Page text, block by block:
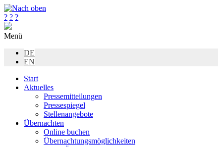
? ? ?
Menü
DE
EN
Start
Aktuelles
Pressemitteilungen
Pressespiegel
Stellenangebote
Übernachten
Online buchen
Übernachtungsmöglichkeiten